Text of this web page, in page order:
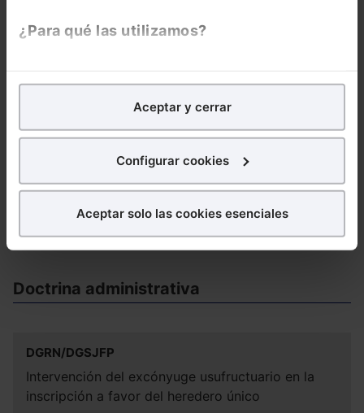
¿Para qué las utilizamos?
analíticospara tratar demejorar tu experienciaen
nuestra página web. También con fines publicitarios,
para poder mostrarte publicidad y contenidos de tu
¿Qué puedes hacer?
experiencia en la web sea óptima
todas las cookies excepto aquellas imprescindibles.
También puedesconfigurarlas cookies y
navegador. Si no seleccionas ninguna utilizaremos
Saber más acerca de las cookies
Aceptar y cerrar
Configurar cookies
Aceptar solo las cookies esenciales
CIVIL
complacencia del menor
CIVIL
Responsabilidad del tutor por daños causados por
persona incapacitada
Doctrina administrativa
DGRN/DGSJFP
Intervención del excónyuge usufructuario en la
inscripción a favor del heredero único